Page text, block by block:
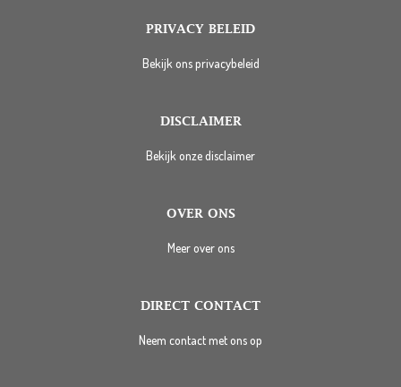
PRIVACY BELEID
Bekijk ons privacybeleid
DISCLAIMER
Bekijk onze disclaimer
OVER ONS
Meer over ons
DIRECT CONTACT
Neem contact met ons op